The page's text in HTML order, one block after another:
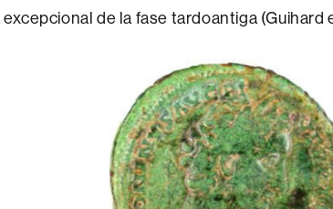
de la fase tardoantiga (Guihard